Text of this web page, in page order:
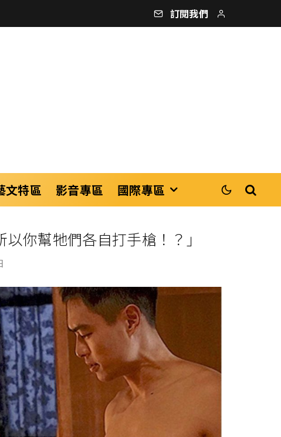
訂閱我們
文特區 影音專區 國際專區
你幫牠們各自打手槍！？」